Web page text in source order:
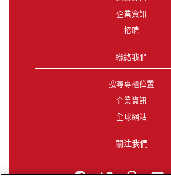
企業資訊
招聘
聯絡我們
搜尋專櫃位置
企業資訊
全球網站
關注我們